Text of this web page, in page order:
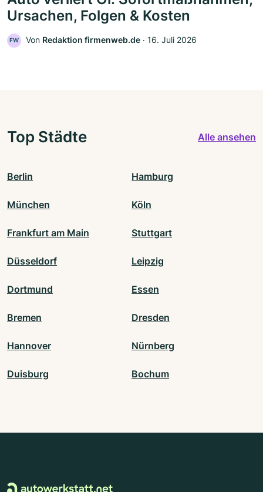
Ursachen, Folgen & Kosten
FW Von Redaktion firmenweb.de ‧ 16. Juli 2026
Top Städte Alle ansehen
Berlin Hamburg
München Köln
Frankfurt am Main Stuttgart
Düsseldorf Leipzig
Dortmund Essen
Bremen Dresden
Hannover Nürnberg
Duisburg Bochum